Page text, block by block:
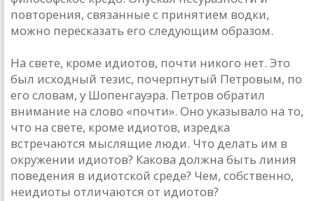
повторения, связанные с принятием водки,
можно пересказать его следующим образом.
На свете, кроме идиотов, почти никого нет. Это
был исходный тезис, почерпнутый Петровым, по
его словам, у Шопенгауэра. Петров обратил
внимание на слово «почти». Оно указывало на то,
что на свете, кроме идиотов, изредка
встречаются мыслящие люди. Что делать им в
окружении идиотов? Какова должна быть линия
поведения в идиотской среде? Чем, собственно,
неидиоты отличаются от идиотов?